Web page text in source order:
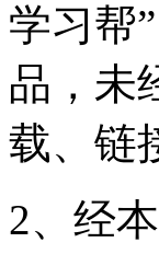
学习帮
品，未
载、链
2、经